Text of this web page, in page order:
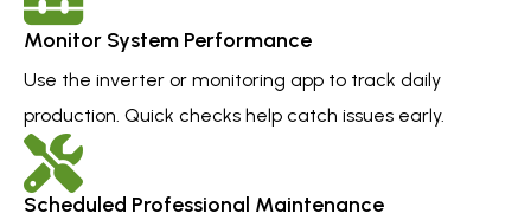
Monitor System Performance
Use the inverter or monitoring app to track daily
production. Quick checks help catch issues early.
Scheduled Professional Maintenance